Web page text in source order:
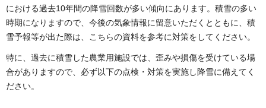
における過去10年間の降雪回数が多い傾向にあります。積雪の多い
時期になりますので、今後の気象情報に留意いただくとともに、積
雪予報等が出た際は、こちらの資料を参考に対策をしてください。
特に、過去に積雪した農業用施設では、歪みや損傷を受けている場
合がありますので、必ず以下の点検・対策を実施し降雪に備えてく
ださい。